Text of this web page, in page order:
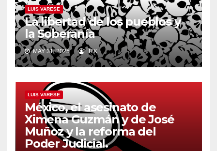
LUIS VARESE
La libertad de los pueblos y
la Soberanía
MAY 31, 2025 RK
LUIS VARESE
México, el asesinato de
Ximena Guzmán y de José
Muñoz y la reforma del
Poder Judicial.